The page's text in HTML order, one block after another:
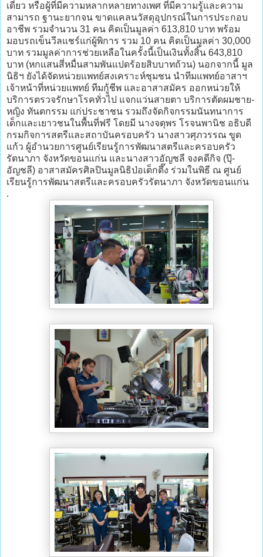
เดี่ยว หรือผู้ที่มีความหลากหลายทางเพศ ที่มีความรู้และความ
สามารถ ฐานะยากจน ขาดแคลนวัสดุอุปกรณ์ในการประกอบ
อาชีพ รวมจำนวน 31 คน คิดเป็นมูลค่า 613,810 บาท พร้อม
มอบรถเข็นวีลแชร์แก่ผู้พิการ รวม 10 คน คิดเป็นมูลค่า 30,000
บาท รวมมูลค่าการช่วยเหลือในครั้งนี้เป็นเงินทั้งสิ้น 643,810
บาท (หกแสนสี่หมื่นสามพันแปดร้อยสิบบาทถ้วน) นอกจากนี้ มูล
นิธิฯ ยังได้จัดหน่วยแพทย์สงเคราะห์ชุมชน นำทีมแพทย์อาสาฯ
เจ้าหน้าที่หน่วยแพทย์ ทีมกู้ชีพ และอาสาสมัคร ออกหน่วยให้
บริการตรวจรักษาโรคทั่วไป แจกแว่นสายตา บริการตัดผมชาย-
หญิง ทันตกรรม แก่ประชาชน รวมถึงจัดกิจกรรมนันทนาการ
เด็กและเยาวชนในพื้นที่ฟรี โดยมี นางจตุพร โรจนพานิช อธิบดี
กรมกิจการสตรีและสถาบันครอบครัว นางสาวศุภวรรณ ขูด
แก้ว ผู้อำนวยการศูนย์เรียนรู้การพัฒนาสตรีและครอบครัว
รัตนาภา จังหวัดขอนแก่น และนางสาวอัญชลี จงคดีกิจ (ปุ๊-
อัญชลี) อาสาสมัครศิลปินมูลนิธิป่อเต็กตึ๊ง ร่วมในพิธี ณ ศูนย์
เรียนรู้การพัฒนาสตรีและครอบครัวรัตนาภา จังหวัดขอนแก่น
.